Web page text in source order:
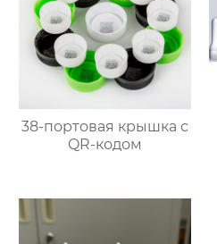
38-портовая крышка с
QR-кодом